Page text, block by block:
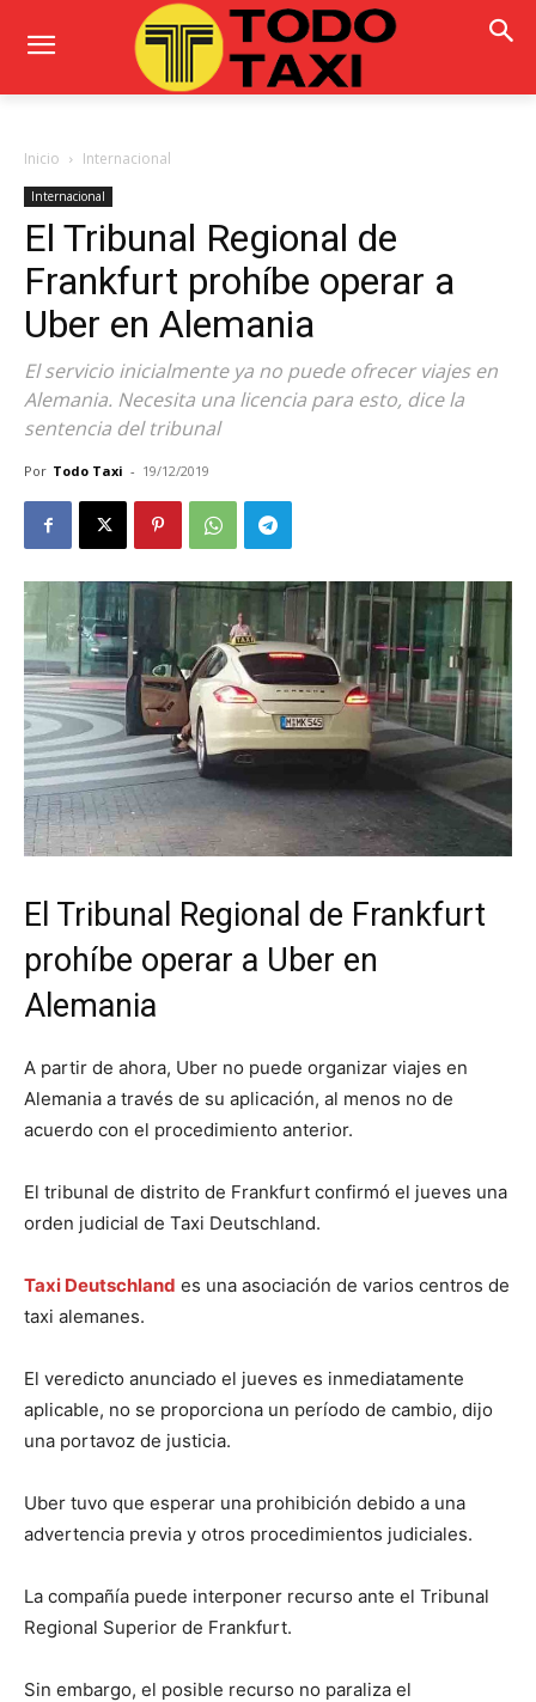
Inicio Internacional
Internacional
El Tribunal Regional de
Frankfurt prohíbe operar a
Uber en Alemania
El servicio inicialmente ya no puede ofrecer viajes en
Alemania. Necesita una licencia para esto, dice la
sentencia del tribunal
Por Todo Taxi - 19/12/2019
El Tribunal Regional de Frankfurt
prohíbe operar a Uber en
Alemania
A partir de ahora, Uber no puede organizar viajes en
Alemania a través de su aplicación, al menos no de
acuerdo con el procedimiento anterior.
El tribunal de distrito de Frankfurt confirmó el jueves una
orden judicial de Taxi Deutschland.
Taxi Deutschland es una asociación de varios centros de
taxi alemanes.
El veredicto anunciado el jueves es inmediatamente
aplicable, no se proporciona un período de cambio, dijo
una portavoz de justicia.
Uber tuvo que esperar una prohibición debido a una
advertencia previa y otros procedimientos judiciales.
La compañía puede interponer recurso ante el Tribunal
Regional Superior de Frankfurt.
Sin embargo, el posible recurso no paraliza el